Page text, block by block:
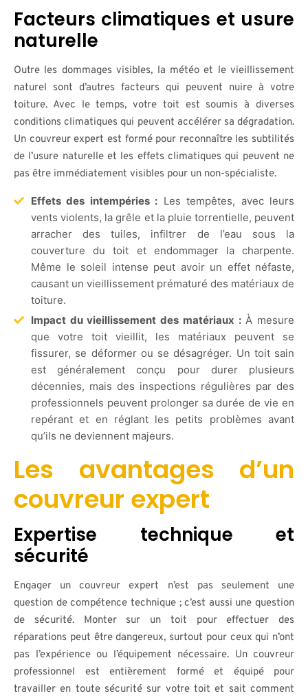
Facteurs climatiques et usure
naturelle
Outre les dommages visibles, la météo et le vieillissement
naturel sont d’autres facteurs qui peuvent nuire à votre
toiture. Avec le temps, votre toit est soumis à diverses
conditions climatiques qui peuvent accélérer sa dégradation.
Un couvreur expert est formé pour reconnaître les subtilités
de l’usure naturelle et les effets climatiques qui peuvent ne
pas être immédiatement visibles pour un non-spécialiste.
Effets des intempéries : Les tempêtes, avec leurs
vents violents, la grêle et la pluie torrentielle, peuvent
arracher des tuiles, infiltrer de l’eau sous la
couverture du toit et endommager la charpente.
Même le soleil intense peut avoir un effet néfaste,
causant un vieillissement prématuré des matériaux de
toiture.
Impact du vieillissement des matériaux :À mesure
que votre toit vieillit, les matériaux peuvent se
fissurer, se déformer ou se désagréger. Un toit sain
est généralement conçu pour durer plusieurs
décennies, mais des inspections régulières par des
professionnels peuvent prolonger sa durée de vie en
repérant et en réglant les petits problèmes avant
qu’ils ne deviennent majeurs.
Les avantages d’un
couvreur expert
Expertise technique et
sécurité
Engager un couvreur expert n’est pas seulement une
question de compétence technique ; c’est aussi une question
de sécurité. Monter sur un toit pour effectuer des
réparations peut être dangereux, surtout pour ceux qui n’ont
pas l’expérience ou l’équipement nécessaire. Un couvreur
professionnel est entièrement formé et équipé pour
travailler en toute sécurité sur votre toit et sait comment